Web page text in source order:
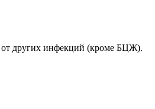
от других инфекций (кроме БЦЖ).